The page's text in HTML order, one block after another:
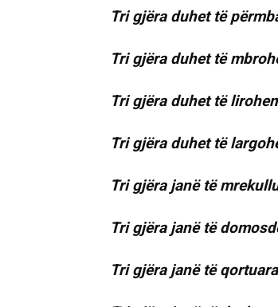
Tri gjëra duhet të
Tri gjëra duhet të
Tri gjëra duhet të
Tri gjëra duhet të
Tri gjëra janë të
Tri gjëra janë të
Tri gjëra janë të